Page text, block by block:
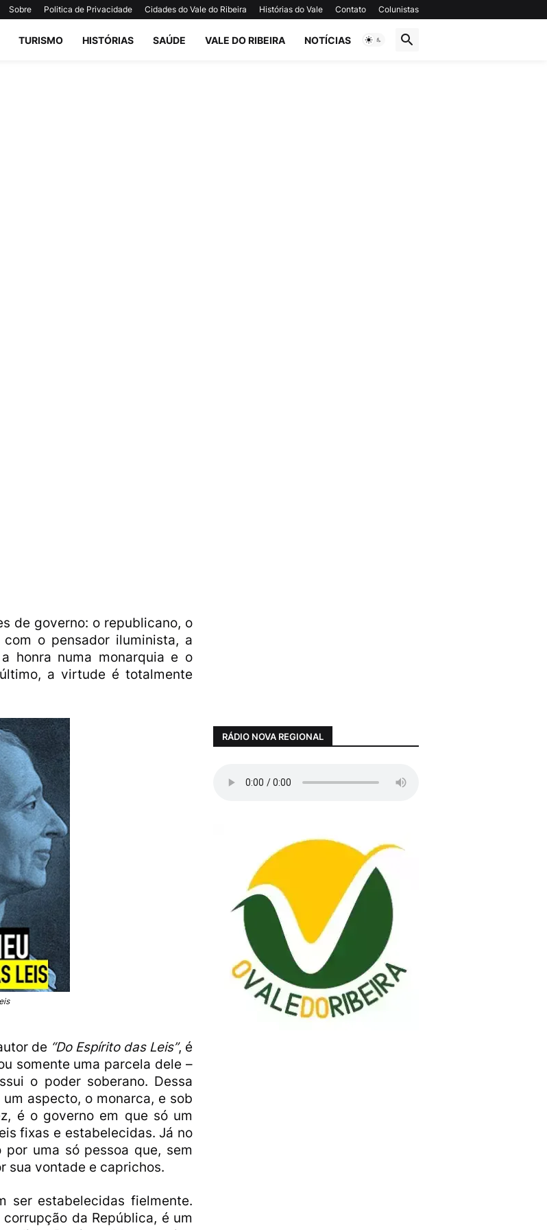
Sobre Politica de Privacidade Cidades do Vale do Ribeira Histórias do Vale Contato Colunistas
TURISMO HISTÓRIAS SAÚDE VALE DO RIBEIRA NOTÍCIAS
de governo: o republicano, o
o pensador iluminista, a
honra numa monarquia e o
a virtude é totalmente
de “Do Espírito das Leis”, é
somente uma parcela dele –
o poder soberano. Dessa
aspecto, o monarca, e sob
é o governo em que só um
fixas e estabelecidas. Já no
uma só pessoa que, sem
sua vontade e caprichos.
ser estabelecidas fielmente.
da República, é um
RÁDIO NOVA REGIONAL